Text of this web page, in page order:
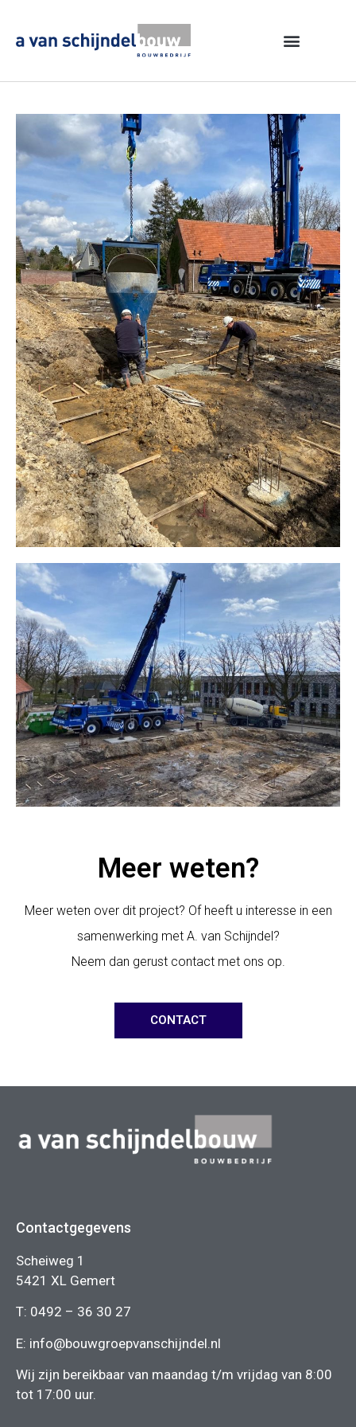
Meer weten?
Meer weten over dit project? Of heeft u interesse in een
samenwerking met A. van Schijndel?
Neem dan gerust contact met ons op.
CONTACT
Contactgegevens
Scheiweg 1
5421 XL Gemert
T: 0492 – 36 30 27
E: info@bouwgroepvanschijndel.nl
Wij zijn bereikbaar van maandag t/m vrijdag van 8:00
tot 17:00 uur.